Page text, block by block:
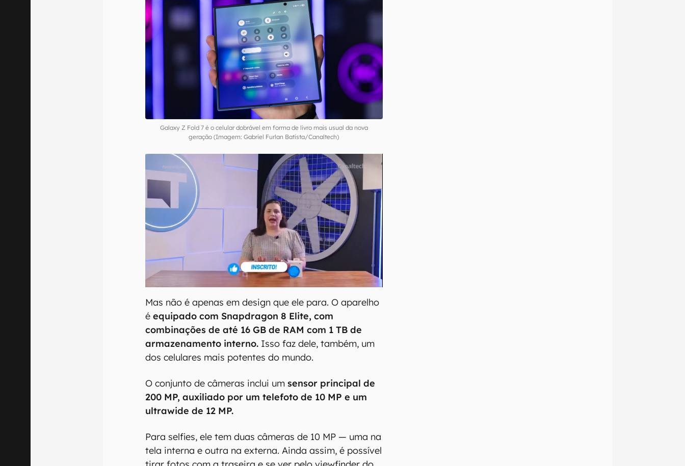
Galaxy Z Fold 7 é o celular dobrável em forma de livro mais usual da nova
geração (Imagem: Gabriel Furlan Batista/Canaltech)
Mas não é apenas em design que ele para. O aparelho
é equipado com Snapdragon 8 Elite, com
combinações de até 16 GB de RAM com 1 TB de
armazenamento interno. Isso faz dele, também, um
dos celulares mais potentes do mundo.
O conjunto de câmeras inclui um sensor principal de
200 MP, auxiliado por um telefoto de 10 MP e um
ultrawide de 12 MP.
Para selfies, ele tem duas câmeras de 10 MP — uma na
tela interna e outra na externa. Ainda assim, é possível